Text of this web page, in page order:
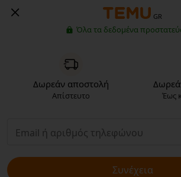
GR
Όλα τα δεδομένα
Δωρεάν αποστολή
Απίστευτο Έως
Συνέχεια